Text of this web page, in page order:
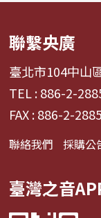
聯繫央廣
臺北市104中山
TEL : 886-2-
FAX : 886-2-
聯絡我們 採購公
臺灣之音